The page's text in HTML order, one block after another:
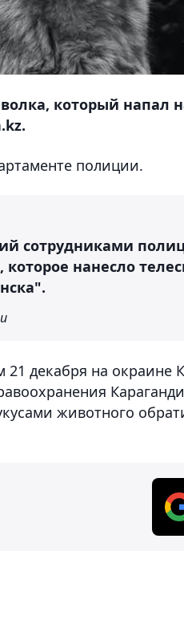
который напал
полиции.
сотрудниками
нанесло
декабря на окраине
животного